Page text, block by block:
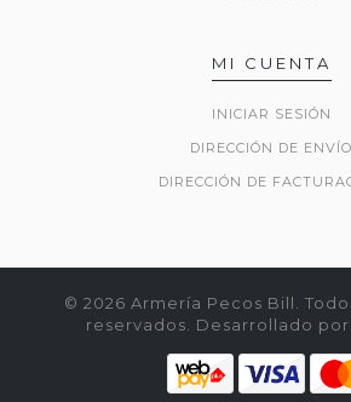
MI CUENTA
INICIAR SESIÓN
DIRECCIÓN DE ENVÍO
DIRECCIÓN DE
© 2026 Armería Pecos Bill.
reservados. Desarrollado